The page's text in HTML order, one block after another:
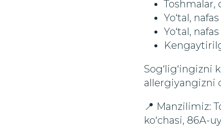
Yo‘tal,
Yo‘tal,
allergiyangizni
📍 Manzilimiz:
ko‘chasi, 86A-